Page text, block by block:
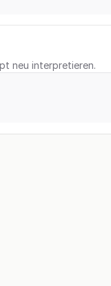
neu interpretieren.